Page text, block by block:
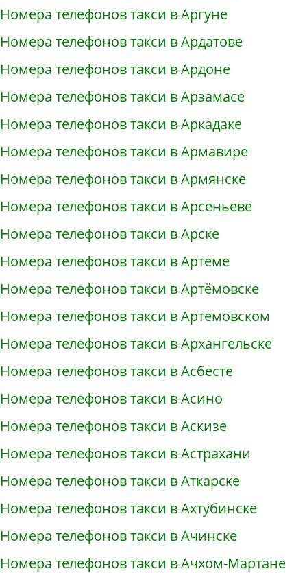
Номера телефонов такси в Аргуне
Номера телефонов такси в Ардатове
Номера телефонов такси в Ардоне
Номера телефонов такси в Арзамасе
Номера телефонов такси в Аркадаке
Номера телефонов такси в Армавире
Номера телефонов такси в Армянске
Номера телефонов такси в Арсеньеве
Номера телефонов такси в Арске
Номера телефонов такси в Артеме
Номера телефонов такси в Артёмовске
Номера телефонов такси в Артемовском
Номера телефонов такси в Архангельске
Номера телефонов такси в Асбесте
Номера телефонов такси в Асино
Номера телефонов такси в Аскизе
Номера телефонов такси в Астрахани
Номера телефонов такси в Аткарске
Номера телефонов такси в Ахтубинске
Номера телефонов такси в Ачинске
Номера телефонов такси в Ачхом-Мартане